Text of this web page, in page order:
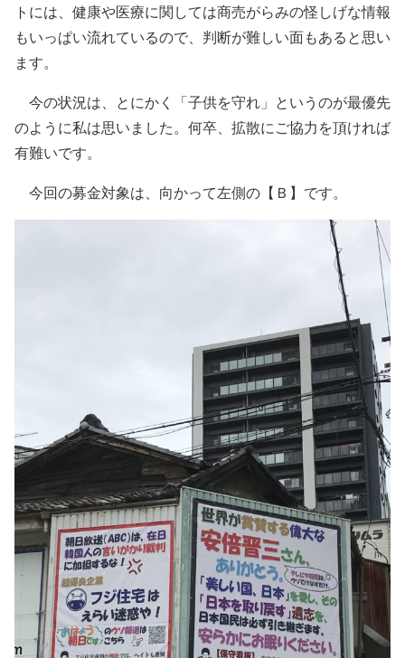
トには、健康や医療に関しては商売がらみの怪しげな情報
もいっぱい流れているので、判断が難しい面もあると思い
ます。
今の状況は、とにかく「子供を守れ」というのが最優先
のように私は思いました。何卒、拡散にご協力を頂ければ
有難いです。
今回の募金対象は、向かって左側の【Ｂ】です。